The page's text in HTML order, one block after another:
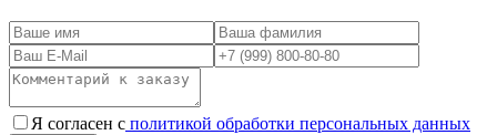
Я согласен с политикой обработки персональных данных